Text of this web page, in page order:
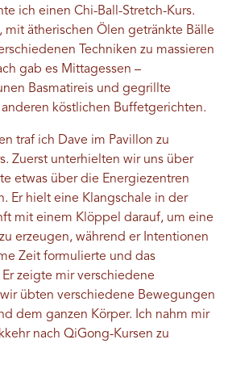
ich einen Chi-Ball-Stretch-Kurs.
mit ätherischen Ölen getränkte Bälle
Techniken zu massieren
gab es Mittagessen –
Basmatireis und gegrillte
anderen köstlichen Buffetgerichten.
traf ich Dave im Pavillon zu
Zuerst unterhielten wir uns über
etwas über die Energiezentren
Er hielt eine Klangschale in der
mit einem Klöppel darauf, um eine
erzeugen, während er Intentionen
Zeit formulierte und das
zeigte mir verschiedene
übten verschiedene Bewegungen
dem ganzen Körper. Ich nahm mir
nach QiGong-Kursen zu